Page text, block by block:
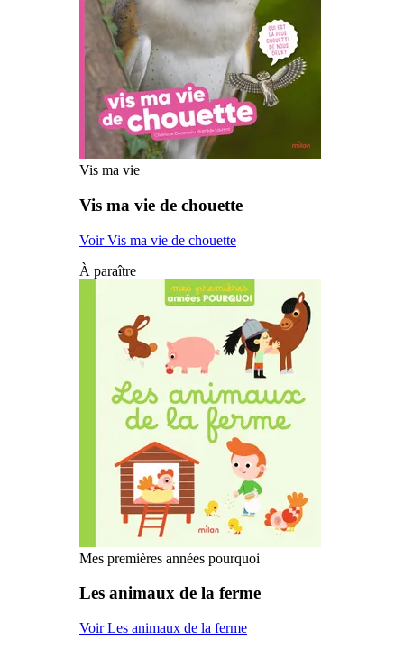
Vis ma vie
Vis ma vie de chouette
Voir Vis ma vie de chouette
À paraître
Mes premières années pourquoi
Les animaux de la ferme
Voir Les animaux de la ferme